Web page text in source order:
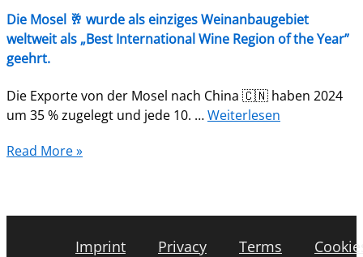
Die Mosel 🥂 wurde als einziges Weinanbaugebiet
weltweit als „Best International Wine Region of the Year”
geehrt.
Die Exporte von der Mosel nach China 🇨🇳 haben 2024
um 35 % zugelegt und jede 10. …Weiterlesen
Read More »
Imprint Privacy Terms